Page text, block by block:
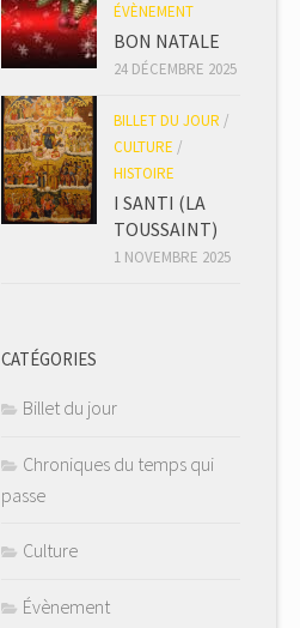
ÉVÈNEMENT
BON NATALE
24 DÉCEMBRE 2025
BILLET DU JOUR /
CULTURE /
HISTOIRE
I SANTI (LA
TOUSSAINT)
1 NOVEMBRE 2025
CATÉGORIES
Billet du jour
Chroniques du temps qui
passe
Culture
Évènement